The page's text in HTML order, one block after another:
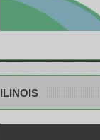
ILINOIS